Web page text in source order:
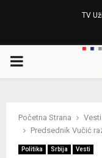
TV
PRIMARY
Početna Strana
Vesti
Predsednik Vučić
Politika Srbija Vesti